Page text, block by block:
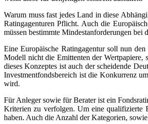
Warum muss fast jedes Land in diese
Ratingagenturen Pflicht. Auch die
müssen bestimmte Mindestanforderungen bei
Eine Europäische Ratingagentur soll nun
Modell nicht die Emittenten der
dieses Konzeptes ist auch der scheidende
Investmentfondsbereich ist die Konkurrenz
wird.
Für Anleger sowie für Berater ist ein
Kriterien zu verfolgen. Um eine qualifizierte
haben. Auch die Anzahl der Kategorien,